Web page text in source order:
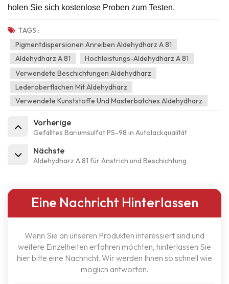
holen Sie sich kostenlose Proben zum Testen.
TAGS :
Pigmentdispersionen Anreiben Aldehydharz A 81
Aldehydharz A 81
Hochleistungs-Aldehydharz A 81
Verwendete Beschichtungen Aldehydharz
Lederoberflächen Mit Aldehydharz
Verwendete Kunststoffe Und Masterbatches Aldehydharz
Vorherige
Gefälltes Bariumsulfat PS-98 in Autolackqualität
Nächste
Aldehydharz A 81 für Anstrich und Beschichtung
Eine Nachricht Hinterlassen
Wenn Sie an unseren Produkten interessiert sind und
weitere Einzelheiten erfahren möchten, hinterlassen Sie
hier bitte eine Nachricht. Wir werden Ihnen so schnell wie
möglich antworten.